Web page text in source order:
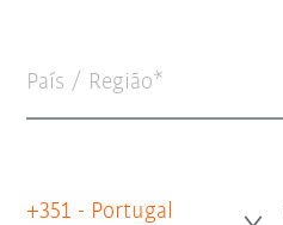
País / Região*
+351 - Portugal